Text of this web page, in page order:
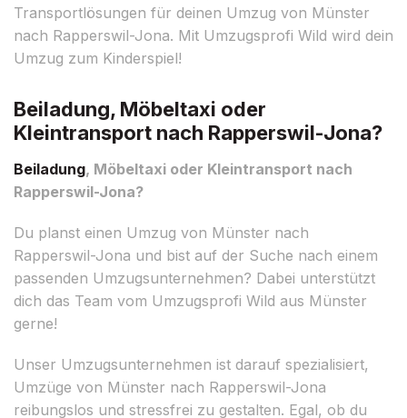
Transportlösungen für deinen Umzug von Münster
nach Rapperswil-Jona. Mit Umzugsprofi Wild wird dein
Umzug zum Kinderspiel!
Beiladung, Möbeltaxi oder
Kleintransport nach Rapperswil-Jona?
Beiladung, Möbeltaxi oder Kleintransport nach
Rapperswil-Jona?
Du planst einen Umzug von Münster nach
Rapperswil-Jona und bist auf der Suche nach einem
passenden Umzugsunternehmen? Dabei unterstützt
dich das Team vom Umzugsprofi Wild aus Münster
gerne!
Unser Umzugsunternehmen ist darauf spezialisiert,
Umzüge von Münster nach Rapperswil-Jona
reibungslos und stressfrei zu gestalten. Egal, ob du